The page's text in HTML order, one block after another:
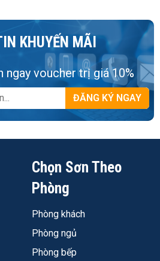
KHUYẾN MÃI
ngay voucher trị giá 10%
ĐĂNG KÝ NGAY
Chọn Sơn Theo
Phòng
Phòng khách
Phòng ngủ
Phòng bếp